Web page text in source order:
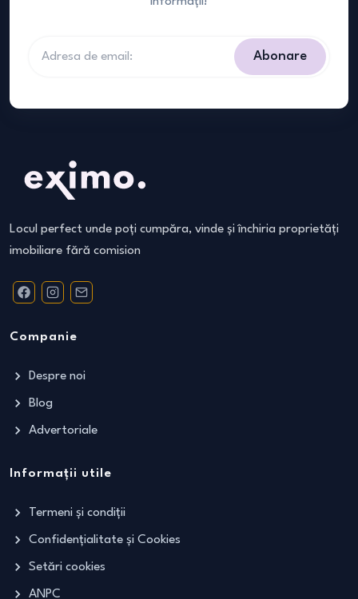
Abonare
Locul perfect unde poți cumpăra, vinde și închiria proprietăți
imobiliare fără comision
Companie
Despre noi
Blog
Advertoriale
Informații utile
Termeni și condiții
Confidențialitate și Cookies
Setări cookies
ANPC